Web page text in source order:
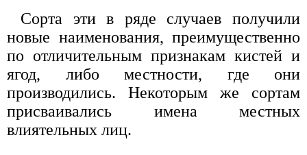
Сорта эти в ряде случаев получили
новые наименования, преимущественно
по отличительным признакам кистей и
ягод, либо местности, где они
производились. Некоторым же сортам
присваивались имена местных
влиятельных лиц.